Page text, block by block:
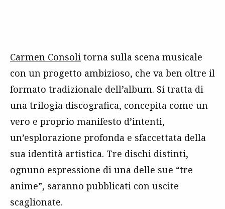
Carmen Consoli torna sulla scena musicale
con un progetto ambizioso, che va ben oltre il
formato tradizionale dell’album. Si tratta di
una trilogia discografica, concepita come un
vero e proprio manifesto d’intenti,
un’esplorazione profonda e sfaccettata della
sua identità artistica. Tre dischi distinti,
ognuno espressione di una delle sue “tre
anime”, saranno pubblicati con uscite
scaglionate.